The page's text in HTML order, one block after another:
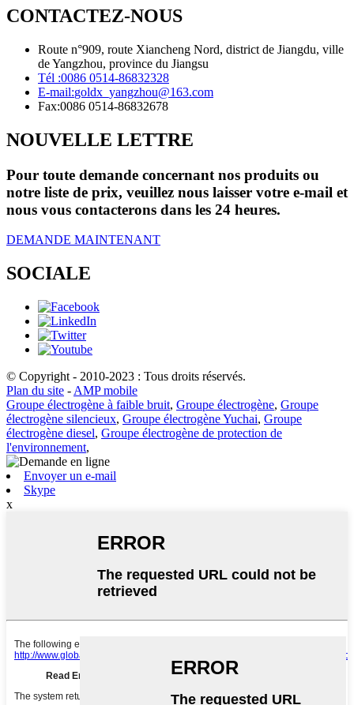
CONTACTEZ-NOUS
Route n°909, route Xiancheng Nord, district de Jiangdu, ville
de Yangzhou, province du Jiangsu
Tél :0086 0514-86832328
E-mail:goldx_yangzhou@163.com
Fax:0086 0514-86832678
NOUVELLE LETTRE
Pour toute demande concernant nos produits ou
notre liste de prix, veuillez nous laisser votre e-mail et
nous vous contacterons dans les 24 heures.
DEMANDE MAINTENANT
SOCIALE
© Copyright - 2010-2023 : Tous droits réservés.
Plan du site - AMP mobile
Groupe électrogène à faible bruit, Groupe électrogène, Groupe
électrogène silencieux, Groupe électrogène Yuchai, Groupe
électrogène diesel, Groupe électrogène de protection de
l'environnement,
Envoyer un e-mail
Skype
x